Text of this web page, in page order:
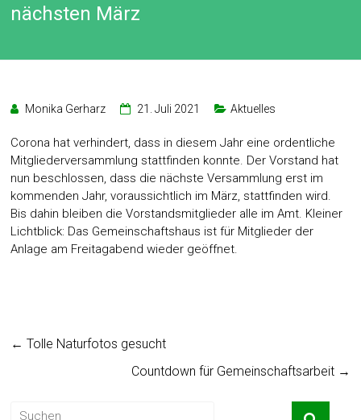
nächsten März
Monika Gerharz 21. Juli 2021 Aktuelles
Corona hat verhindert, dass in diesem Jahr eine ordentliche
Mitgliederversammlung stattfinden konnte. Der Vorstand hat
nun beschlossen, dass die nächste Versammlung erst im
kommenden Jahr, voraussichtlich im März, stattfinden wird.
Bis dahin bleiben die Vorstandsmitglieder alle im Amt. Kleiner
Lichtblick: Das Gemeinschaftshaus ist für Mitglieder der
Anlage am Freitagabend wieder geöffnet.
← Tolle Naturfotos gesucht
Countdown für Gemeinschaftsarbeit →